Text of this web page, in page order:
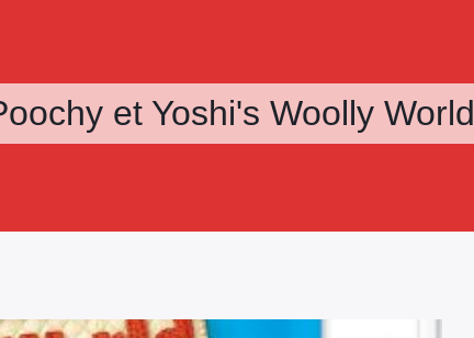
et Yoshi's Woolly World